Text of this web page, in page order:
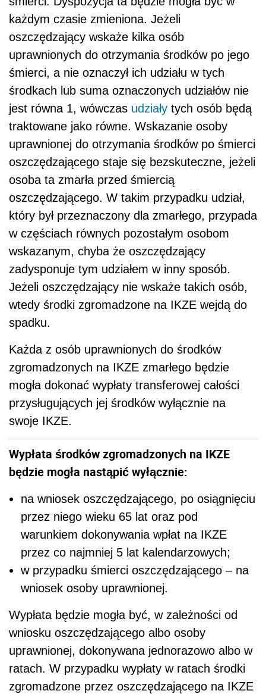
każdym czasie zmieniona. Jeżeli
oszczędzający wskaże kilka osób
uprawnionych do otrzymania środków po jego
śmierci, a nie oznaczył ich udziału w tych
środkach lub suma oznaczonych udziałów nie
jest równa 1, wówczas udziały tych osób będą
traktowane jako równe. Wskazanie osoby
uprawnionej do otrzymania środków po śmierci
oszczędzającego staje się bezskuteczne, jeżeli
osoba ta zmarła przed śmiercią
oszczędzającego. W takim przypadku udział,
który był przeznaczony dla zmarłego, przypada
w częściach równych pozostałym osobom
wskazanym, chyba że oszczędzający
zadysponuje tym udziałem w inny sposób.
Jeżeli oszczędzający nie wskaże takich osób,
wtedy środki zgromadzone na IKZE wejdą do
spadku.
Każda z osób uprawnionych do środków
zgromadzonych na IKZE zmarłego będzie
mogła dokonać wypłaty transferowej całości
przysługujących jej środków wyłącznie na
swoje IKZE.
Wypłata środków zgromadzonych na IKZE
będzie mogła nastąpić wyłącznie:
na wniosek oszczędzającego, po osiągnięciu
przez niego wieku 65 lat oraz pod
warunkiem dokonywania wpłat na IKZE
przez co najmniej 5 lat kalendarzowych;
w przypadku śmierci oszczędzającego – na
wniosek osoby uprawnionej.
Wypłata będzie mogła być, w zależności od
wniosku oszczędzającego albo osoby
uprawnionej, dokonywana jednorazowo albo w
ratach. W przypadku wypłaty w ratach środki
zgromadzone przez oszczędzającego na IKZE